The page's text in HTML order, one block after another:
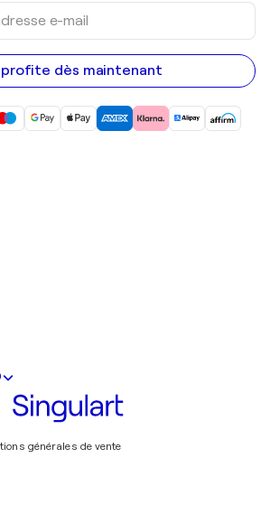
profite dès maintenant
générales de vente